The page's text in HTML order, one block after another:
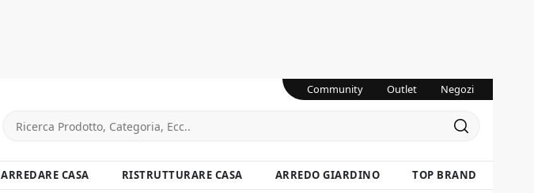
Community Outlet Negozi
ARREDARE CASA RISTRUTTURARE CASA ARREDO GIARDINO TOP BRAND